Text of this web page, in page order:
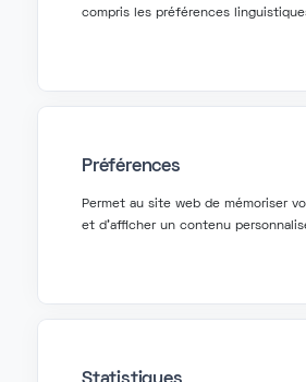
compris les préférences
Préférences
Permet au site web de mémoriser
et d'afficher un contenu
Contactez-nous
Demander de l'aide
+32 2 580 50 00